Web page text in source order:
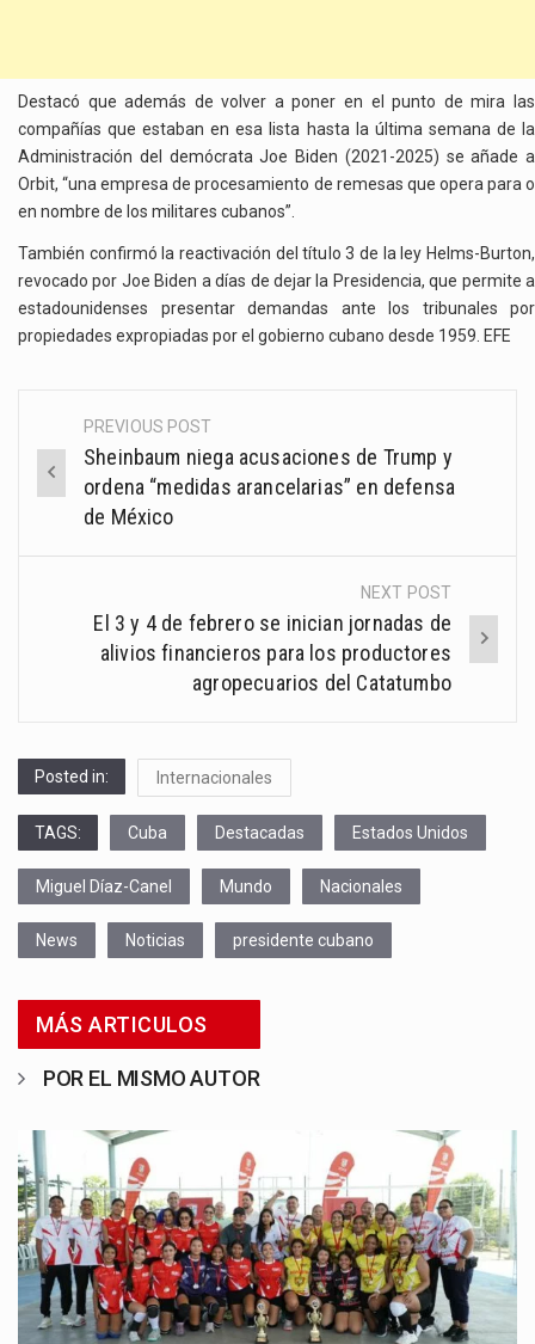
Destacó que además de volver a poner en el punto de mira las
compañías que estaban en esa lista hasta la última semana de la
Administración del demócrata Joe Biden (2021-2025) se añade a
Orbit, “una empresa de procesamiento de remesas que opera para o
en nombre de los militares cubanos”.
También confirmó la reactivación del título 3 de la ley Helms-Burton,
revocado por Joe Biden a días de dejar la Presidencia, que permite a
estadounidenses presentar demandas ante los tribunales por
propiedades expropiadas por el gobierno cubano desde 1959. EFE
Post
navigation
PREVIOUS POST
Sheinbaum niega acusaciones de Trump y
ordena “medidas arancelarias” en defensa
de México
NEXT POST
El 3 y 4 de febrero se inician jornadas de
alivios financieros para los productores
agropecuarios del Catatumbo
Posted in: Internacionales
TAGS: Cuba Destacadas Estados Unidos
Miguel Díaz-Canel Mundo Nacionales
News Noticias presidente cubano
MÁS ARTICULOS
POR EL MISMO AUTOR